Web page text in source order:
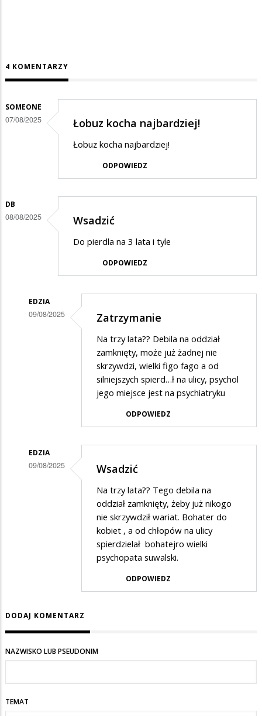
4 KOMENTARZY
SOMEONE
07/08/2025 Łobuz kocha najbardziej!
Łobuz kocha najbardziej!
ODPOWIEDZ
DB
08/08/2025 Wsadzić
Do pierdla na 3 lata i tyle
ODPOWIEDZ
EDZIA
09/08/2025 Zatrzymanie
Na trzy lata?? Debila na oddział
zamknięty, może już żadnej nie
skrzywdzi, wielki figo fago a od
silniejszych spierd…ł na ulicy, psychol
jego miejsce jest na psychiatryku
ODPOWIEDZ
EDZIA
09/08/2025 Wsadzić
Na trzy lata?? Tego debila na
oddział zamknięty, żeby już nikogo
nie skrzywdził wariat. Bohater do
kobiet , a od chłopów na ulicy
spierdzielał bohatejro wielki
psychopata suwalski.
ODPOWIEDZ
DODAJ KOMENTARZ
NAZWISKO LUB PSEUDONIM
TEMAT